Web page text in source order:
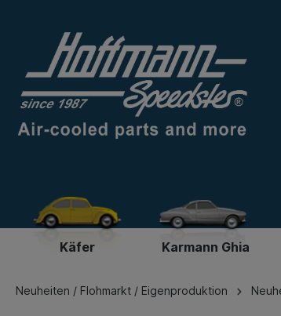
Käfer Karmann Ghia
Neuheiten / Flohmarkt / Eigenproduktion